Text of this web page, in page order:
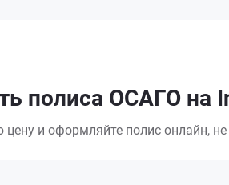
полиса ОСАГО на
цену и оформляйте полис онлайн,